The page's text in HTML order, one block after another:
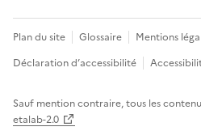
é
u
n
i
Plan du site Glossaire Mentions
Déclaration d’accessibilité
Sauf mention contraire, tous les
etalab-2.0